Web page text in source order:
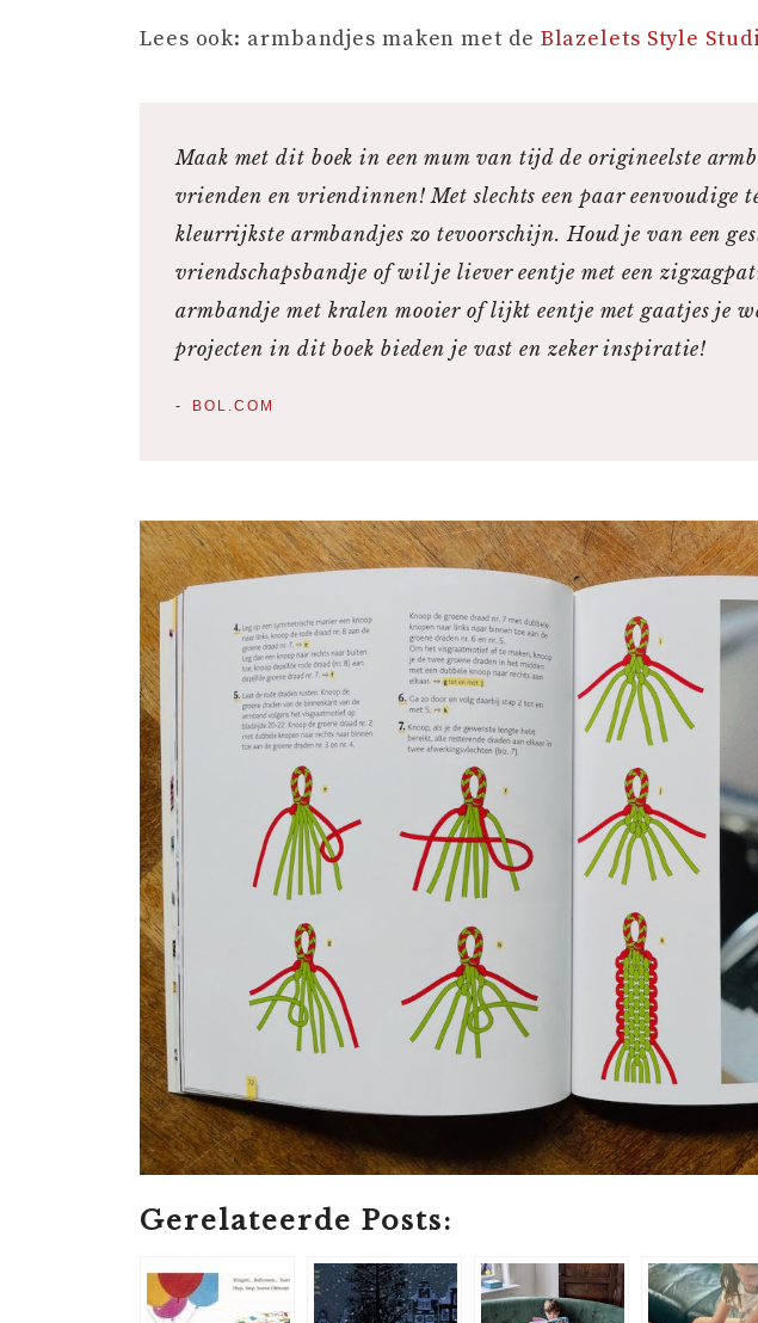
Lees ook: armbandjes maken met de Blazelets Style
Maak met dit boek in een mum van tijd de origineelste
vrienden en vriendinnen! Met slechts een paar eenvoudige
kleurrijkste armbandjes zo tevoorschijn. Houd je van een
vriendschapsbandje of wil je liever eentje met een
armbandje met kralen mooier of lijkt eentje met gaatjes je
projecten in dit boek bieden je vast en zeker inspiratie!
BOL.COM
Gerelateerde Posts: